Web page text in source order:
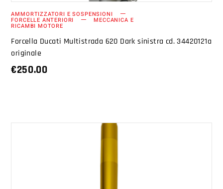
AMMORTIZZATORI E SOSPENSIONI
FORCELLE ANTERIORI MECCANICA E
RICAMBI MOTORE
Forcella Ducati Multistrada 620 Dark sinistra cd. 34420121a
originale
€250.00